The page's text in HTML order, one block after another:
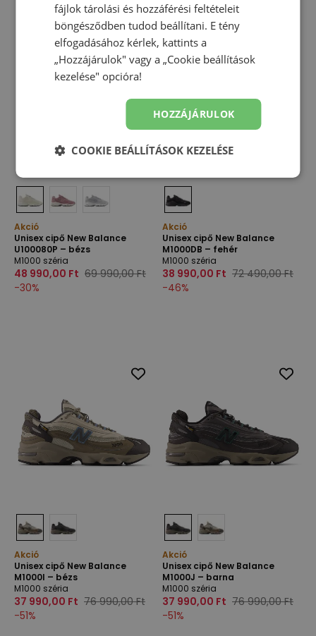
Akció
Unisex cipő New Balance
U100080P – bézs
M1000 széria
48 990,00 Ft 69 990,00 Ft
-30%
Akció
Unisex cipő New Balance
M1000DB – fehér
M1000 széria
38 990,00 Ft 72 490,00 Ft
-46%
Akció
Unisex cipő New Balance
M1000I – bézs
M1000 széria
37 990,00 Ft 76 990,00 Ft
-51%
Akció
Unisex cipő New Balance
M1000J – barna
M1000 széria
37 990,00 Ft 76 990,00 Ft
-51%
fájlok tárolási és hozzáférési feltételeit
böngésződben tudod beállítani. E tény
elfogadásához kérlek, kattints a
„Hozzájárulok" vagy a „Cookie beállítások
kezelése" opcióra!
HOZZÁJÁRULOK
COOKIE BEÁLLÍTÁSOK KEZELÉSE